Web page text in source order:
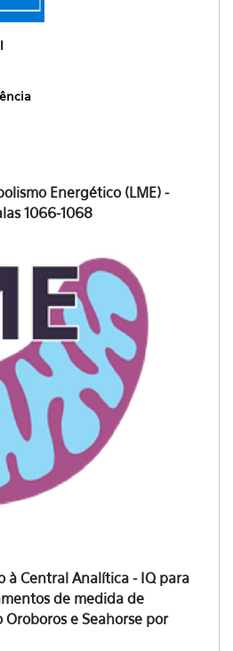
Energético (LME) -
1066-1068
à Central Analítica - IQ para
de medida de
e Seahorse por